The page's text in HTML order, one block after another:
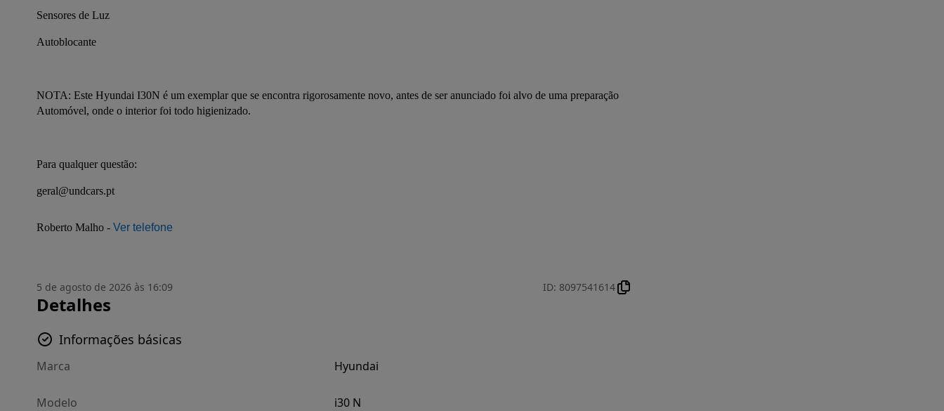
Sensores de Luz
Autoblocante
NOTA: Este Hyundai I30N é um exemplar que se encontra rigorosamente novo, antes de ser anunciado foi alvo de uma preparação
Automóvel, onde o interior foi todo higienizado.
Para qualquer questão:
geral@undcars.pt
Roberto Malho - Ver telefone
5 de agosto de 2026 às 16:09 ID: 8097541614
Detalhes
Informações básicas
Marca Hyundai
Modelo i30 N